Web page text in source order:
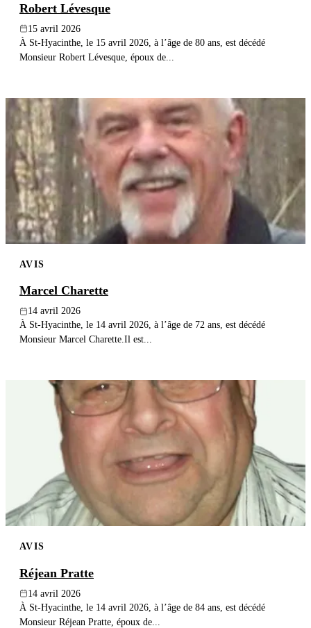
Robert Lévesque
15 avril 2026
À St-Hyacinthe, le 15 avril 2026, à l’âge de 80 ans, est décédé
Monsieur Robert Lévesque, époux de...
AVIS
Marcel Charette
14 avril 2026
À St-Hyacinthe, le 14 avril 2026, à l’âge de 72 ans, est décédé
Monsieur Marcel Charette.Il est...
AVIS
Réjean Pratte
14 avril 2026
À St-Hyacinthe, le 14 avril 2026, à l’âge de 84 ans, est décédé
Monsieur Réjean Pratte, époux de...